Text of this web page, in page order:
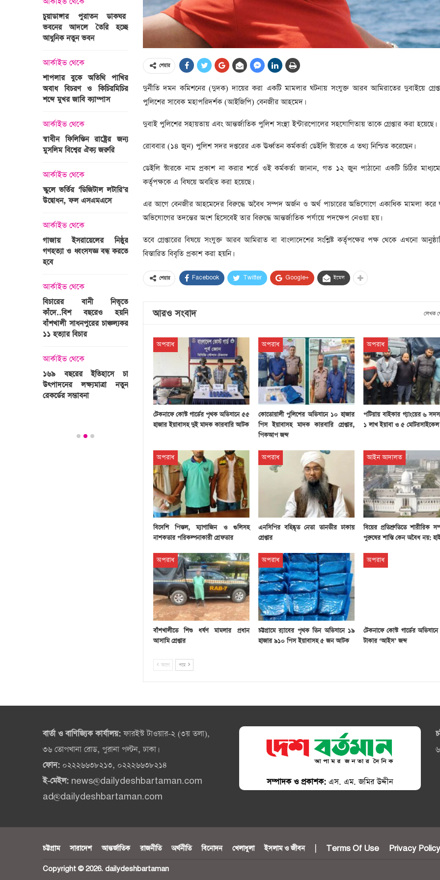
শেয়ার
দুর্নীতি দমন কমিশনের (দুদক) দায়ের করা একটি মামলার ঘটনায় সংযুক্ত আরব আমিরাতের দুবাইয়ে
পুলিশের সাবেক মহাপরিদর্শক (আইজিপি) বেনজীর আহমেদ।
দুবাই পুলিশের সহায়তায় এবং আন্তর্জাতিক পুলিশ সংস্থা ইন্টারপোলের সহযোগিতায় তাকে গ্রেপ্তার করা হয়েছে।
রোববার (১৪ জুন) পুলিশ সদর দপ্তরের এক ঊর্ধ্বতন কর্মকর্তা ডেইলি স্টারকে এ তথ্য নিশ্চিত করেছেন।
ডেইলি স্টারকে নাম প্রকাশ না করার শর্তে ওই কর্মকর্তা জানান, গত ১২ জুন পাঠানো একটি চিঠির
কর্তৃপক্ষকে এ বিষয়ে অবহিত করা হয়েছে।
এর আগে বেনজীর আহমেদের বিরুদ্ধে অবৈধ সম্পদ অর্জন ও অর্থ পাচারের অভিযোগে একাধিক মামলা
অভিযোগের তদন্তের অংশ হিসেবেই তার বিরুদ্ধে আন্তর্জাতিক পর্যায়ে পদক্ষেপ নেওয়া হয়।
তবে গ্রেপ্তারের বিষয়ে সংযুক্ত আরব আমিরাত বা বাংলাদেশের সংশ্লিষ্ট কর্তৃপক্ষের পক্ষ থেকে এখনো
বিস্তারিত বিবৃতি প্রকাশ করা হয়নি।
শেয়ার Facebook Twitter Google+ ইমেল
আরও সংবাদ লেখক
অপরাধ
টেকনাফে কোস্ট গার্ডের পৃথক অভিযানে ৫৫
হাজার ইয়াবাসহ দুই মাদক কারবারি আটক
অপরাধ
কোতোয়ালী পুলিশের অভিযানে ১০ হাজার
পিস ইয়াবাসহ মাদক কারবারি গ্রেপ্তার,
পিকআপ জব্দ
অপরাধ
পটিয়ায় বাইকার গ্যাংয়ের ৬
১ লাখ ইয়াবা ও ৫ মোটরসাইকেল
অপরাধ
বিদেশি পিস্তল, ম্যাগাজিন ও গুলিসহ
নাশকতার পরিকল্পনাকারী গ্রেফতার
অপরাধ
এনসিপির বহিষ্কৃত নেতা তানভীর ঢাকায়
গ্রেপ্তার
আইন আদালত
বিয়ের প্রতিশ্রুতিতে শারীরিক
পুরুষের শাস্তি কেন অবৈধ নয়:
অপরাধ
বাঁশখালীতে শিশু ধর্ষণ মামলার প্রধান
আসামি গ্রেপ্তার
অপরাধ
চট্টগ্রামে র‍্যাবের পৃথক তিন অভিযানে ১৯
হাজার ৯১০ পিস ইয়াবাসহ ৫ জন আটক
অপরাধ
টেকনাফে কোস্ট গার্ডের
টাকার ‘আইস’ জব্দ
আগে পরে
চুয়াডাঙ্গার পুরাতন ডাকঘর
ভবনের আদলে তৈরি হচ্ছে
আধুনিক নতুন ভবন
আর্কাইভ থেকে
শাপলার বুকে অতিথি পাখির
অবাধ বিচরণ ও কিচিরমিচির
শব্দে মুখর জাবি ক্যাম্পাস
আর্কাইভ থেকে
স্বাধীন ফিলিস্তিন রাষ্ট্রের জন্য
মুসলিম বিশ্বের ঐক্য জরুরি
আর্কাইভ থেকে
স্কুলে ভর্তির ‘ডিজিটাল লটারি’র
উদ্বোধন, ফল এসএমএসে
আর্কাইভ থেকে
গাজায় ইসরায়েলের নিষ্ঠুর
গণহত্যা ও ধ্বংসযজ্ঞ বন্ধ করতে
হবে
আর্কাইভ থেকে
বিচারের বানী নিভৃতে
কাঁদে..বিশ বছরেও হয়নি
বাঁশখালী সাধনপুরের চাঞ্চল্যকর
১১ হত্যার বিচার
আর্কাইভ থেকে
১৬৯ বছরের ইতিহাসে চা
উৎপাদনের লক্ষ্যমাত্রা নতুন
রেকর্ডের সম্ভাবনা
অপরাধ
গুলশান হলি আর্টিজান হামলা
মামলা : হাইকোর্টের রায় আজ
আন্তর্জাতিক
মাওলানা তারেক জামিলের
ছেলের মৃত্যু
আন্তর্জাতিক
আরেকটি রেকর্ড
আর্কাইভ থেকে
টানেল উদ্বোধন : প্রধানমন্ত্রীর
জনসভায় যোগ দিচ্ছেন দলীয়
নেতাকর্মীরা
আর্কাইভ থেকে
ভারতজুড়ে চলছে ‘মুজিব:একটি
জাতির রূপকার ’সিনেমার
প্রচারণা
স্বামীকে বেঁধে স্ত্রীকে গণধর্ষণ, ২
আর্কাইভ থেকে
প্রস্তুত গাবতলীর হাট
আর্কাইভ থেকে
সেহরি, ইফতার ও তারাবির
সময় নিরবচ্ছিন্ন বিদ্যুৎ রাখার
নির্দেশ: প্রধানমন্ত্রী তারেক
রহমান
আর্কাইভ থেকে
দেশের ১১তম প্রধানমন্ত্রী হলেন
তারেক রহমান
আর্কাইভ থেকে
পারে, ২৫ পূর্ণমন্ত্রী, প্রতিমন্ত্রী
২৪
আর্কাইভ থেকে
সাবেক প্রধানমন্ত্রী খালেদা
শোক, প্রজ্ঞাপন জারি
আর্কাইভ থেকে
দেশনেত্রী বেগম খালেদা জিয়া
মসজিদ:দানবাক্সে মিলল রেকর্ড
৬ কোটি ৩২ লাখ টাকা
আর্কাইভ থেকে
৫ বছর পর পর নির্বাচনি
সহিংসতার অভিঘাতে পর্যটন
খাত
বার্তা ও বাণিজ্যিক কার্যালয়:ফারইস্ট টাওয়ার-২ (৩য় তলা),
৩৬ তোপখানা রোড, পুরানা পল্টন, ঢাকা।
ফোন: ০২২২৬৬৩৮২১৩, ০২২২৬৬৩৮২১৪
ই-মেইল: news@dailydeshbartaman.com
ad@dailydeshbartaman.com
সম্পাদক ও প্রকাশক: এস. এম. জমির উদ্দীন
চট্টগ্রাম সারাদেশ আন্তর্জাতিক রাজনীতি অর্থনীতি বিনোদন খেলাধুলা ইসলাম ও জীবন Terms Of Use Privacy Policy
Copyright © 2026. dailydeshbartaman